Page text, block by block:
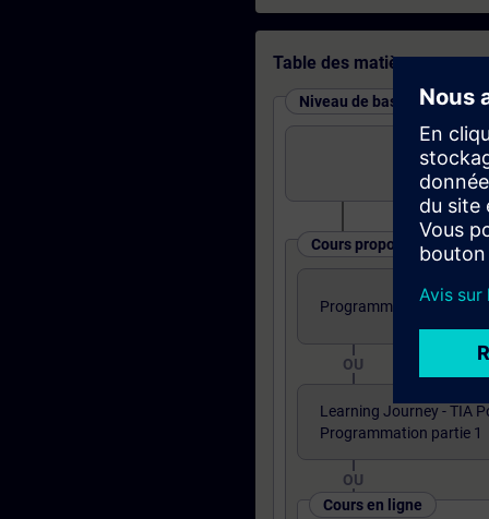
Table des matières
Niveau de base : cours et
Cours proposés sous
Programmation TIA
OU
Learning Journey - TIA
Programmation partie 1
OU
Cours en ligne